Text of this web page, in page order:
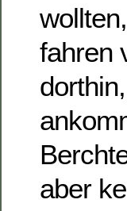
fahren
aber